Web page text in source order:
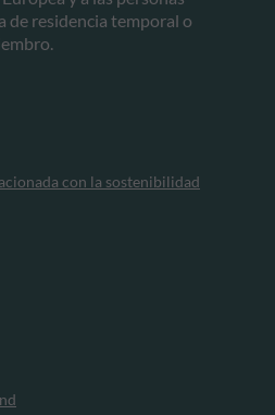
de residencia temporal o
con la sostenibilidad